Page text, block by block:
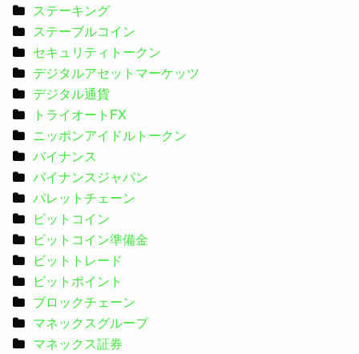
ステーキング
ステーブルコイン
セキュリティトークン
デジタルアセットマーケッツ
デジタル通貨
トライオートFX
ニッポンアイドルトークン
バイナンス
バイナンスジャパン
パレットチェーン
ビットコイン
ビットコイン準備金
ビットトレード
ビットポイント
ブロックチェーン
マネックスグループ
マネックス証券